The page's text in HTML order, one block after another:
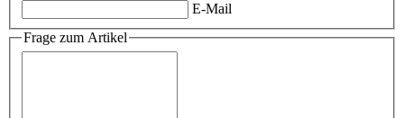
E-Mail
Frage zum Artikel